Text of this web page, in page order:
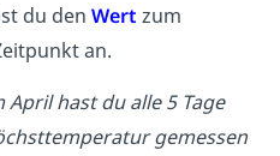
du den Wert zum
an.
April hast du alle 5 Tage
gemessen